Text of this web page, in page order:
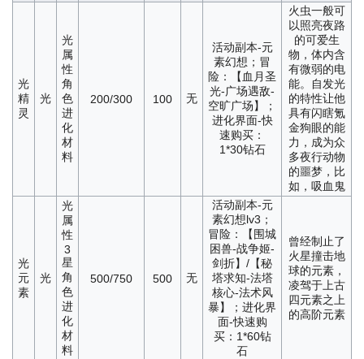
光
精
灵
光
光
属
性
角
色
进
化
材
料
200/300 100 无
活动副本-元
素幻想；冒
险：【血月圣
光-广场遇敌-
空旷广场】；
进化界面-快
速购买：
1*30钻石
火虫一般可
以照亮夜路
的可爱生
物，体内含
有微弱的电
能。自发光
的特性让他
具有闪瞎氪
金狗眼的能
力，成为众
多夜行动物
的噩梦，比
如，吸血鬼
光
元
素
光
光
属
性
3
星
角
色
进
化
材
料
500/750 500 无
活动副本-元
素幻想lv3；
冒险：【围城
困兽-战争姬-
剑折】/【秘
塔求知-法塔
核心-法术风
暴】；进化界
面-快速购
买：1*60钻
石
曾经制止了
火星撞击地
球的元素，
凌驾于上古
四元素之上
的高阶元素